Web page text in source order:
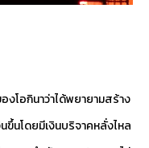
โอกินาว่าได้พยายามสร้าง
ขึ้นโดยมีเงินบริจาคหลั่งไหล